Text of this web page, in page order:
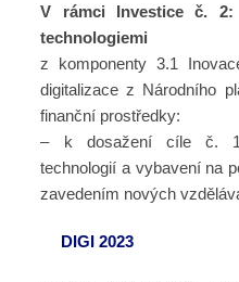
V rámci Investice č. 2:
technologiemi
z komponenty 3.1
digitalizace z Národního
finanční prostředky:
– k dosažení cíle č.
technologií a vybavení na
zavedením nových
DIGI 2023